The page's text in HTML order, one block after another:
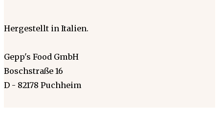
Hergestellt in Italien.
Gepp's Food GmbH
Boschstraße 16
D - 82178 Puchheim